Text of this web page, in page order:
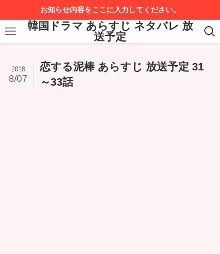
お知らせ内容をここに入力してください。
韓国ドラマ あらすじ ネタバレ 放
送予定
恋する泥棒 あらすじ 放送予定 31
～33話
2018
8/07